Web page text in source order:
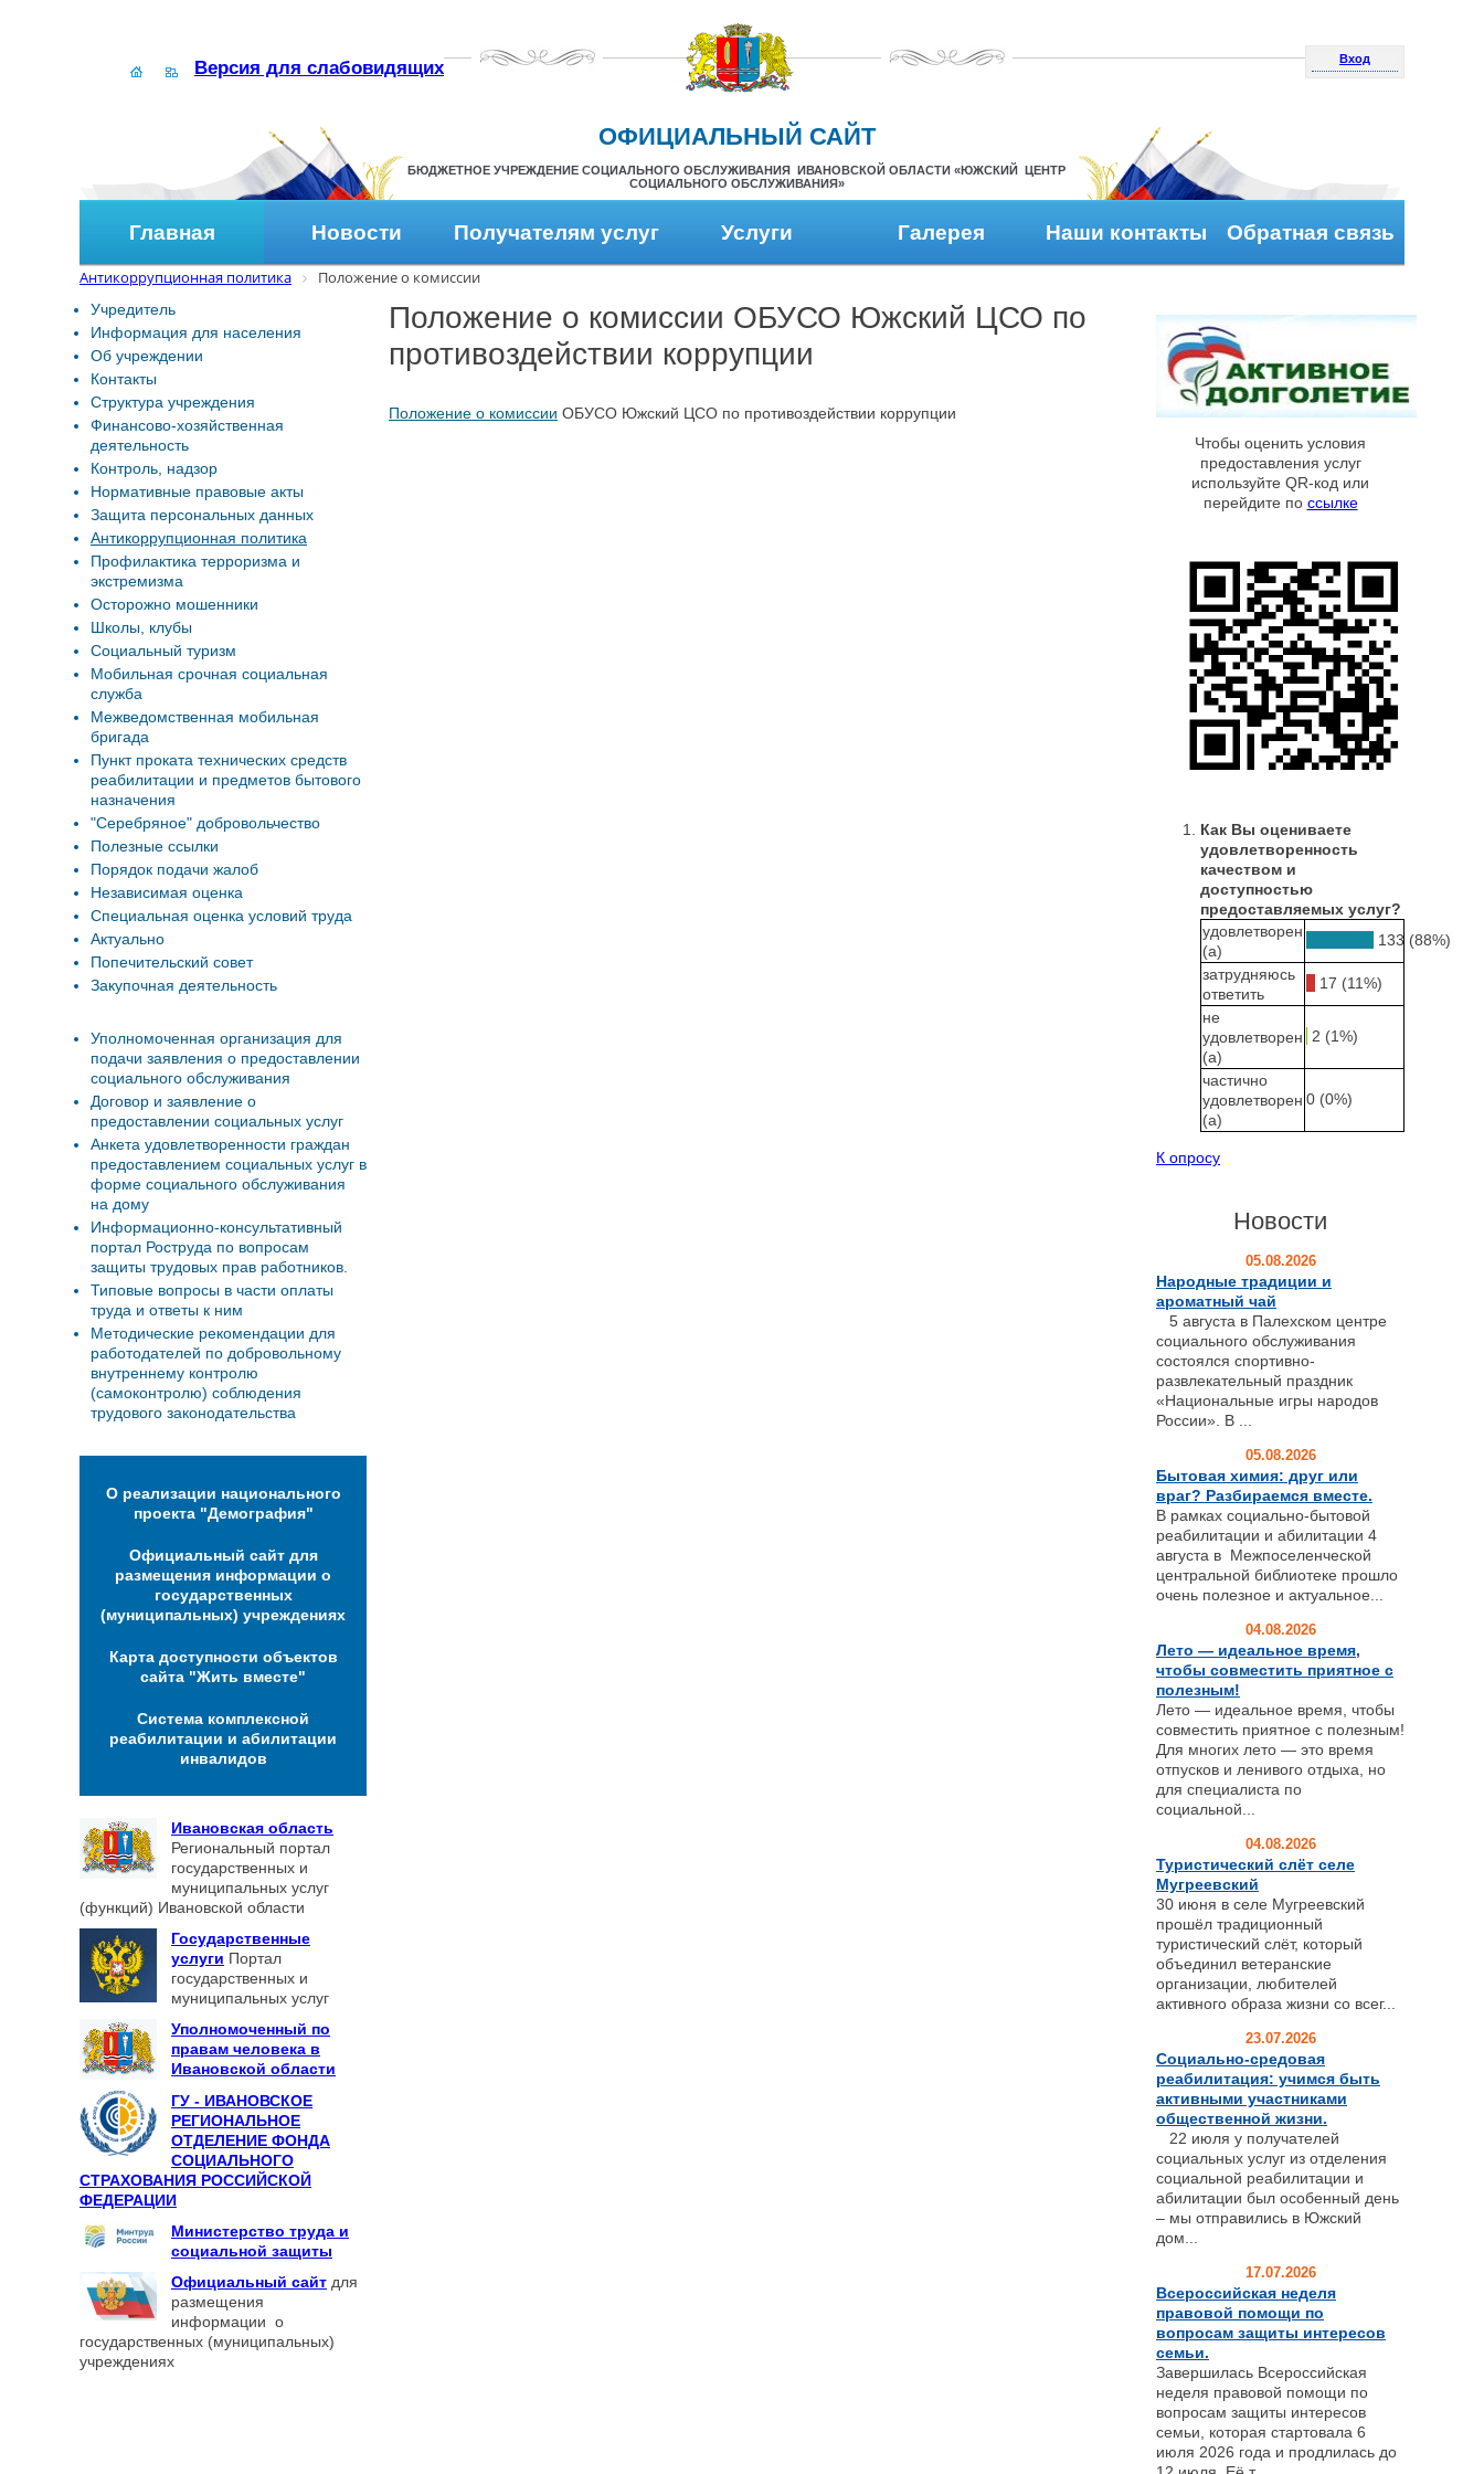
Версия для слабовидящих Вход
ОФИЦИАЛЬНЫЙ САЙТ
БЮДЖЕТНОЕ УЧРЕЖДЕНИЕ СОЦИАЛЬНОГО ОБСЛУЖИВАНИЯ ИВАНОВСКОЙ ОБЛАСТИ «ЮЖСКИЙ ЦЕНТР
СОЦИАЛЬНОГО ОБСЛУЖИВАНИЯ»
Главная Новости Получателям услуг Услуги Галерея Наши контакты Обратная связь
Антикоррупционная политика Положение о комиссии
Положение о комиссии ОБУСО Южский ЦСО по
противоздействии коррупции
Положение о комиссии ОБУСО Южский ЦСО по противоздействии коррупции
Учредитель
Информация для населения
Об учреждении
Контакты
Структура учреждения
Финансово-хозяйственная
деятельность
Контроль, надзор
Нормативные правовые акты
Защита персональных данных
Антикоррупционная политика
Профилактика терроризма и
экстремизма
Осторожно мошенники
Школы, клубы
Социальный туризм
Мобильная срочная социальная
служба
Межведомственная мобильная
бригада
Пункт проката технических средств
реабилитации и предметов бытового
назначения
"Серебряное" добровольчество
Полезные ссылки
Порядок подачи жалоб
Независимая оценка
Специальная оценка условий труда
Актуально
Попечительский совет
Закупочная деятельность
Уполномоченная организация для
подачи заявления о предоставлении
социального обслуживания
Договор и заявление о
предоставлении социальных услуг
Анкета удовлетворенности граждан
предоставлением социальных услуг в
форме социального обслуживания
на дому
Информационно-консультативный
портал Роструда по вопросам
защиты трудовых прав работников.
Типовые вопросы в части оплаты
труда и ответы к ним
Методические рекомендации для
работодателей по добровольному
внутреннему контролю
(самоконтролю) соблюдения
трудового законодательства
О реализации национального
проекта "Демография"
Официальный сайт для
размещения информации о
государственных
(муниципальных) учреждениях
Карта доступности объектов
сайта "Жить вместе"
Система комплексной
реабилитации и абилитации
инвалидов
Ивановская область
Региональный портал
государственных и
муниципальных услуг
(функций) Ивановской области
Государственные
услуги Портал
государственных и
муниципальных услуг
Уполномоченный по
правам человека в
Ивановской области
ГУ - ИВАНОВСКОЕ
РЕГИОНАЛЬНОЕ
ОТДЕЛЕНИЕ ФОНДА
СОЦИАЛЬНОГО
СТРАХОВАНИЯ РОССИЙСКОЙ
ФЕДЕРАЦИИ
Министерство труда и
социальной защиты
Официальный сайт для
размещения
информации о
государственных (муниципальных)
учреждениях
Чтобы оценить условия
предоставления услуг
используйте QR-код или
перейдите по ссылке
Как Вы оцениваете
удовлетворенность
качеством и
доступностью
предоставляемых услуг?
удовлетворен
(а)
133 (88%)
затрудняюсь
ответить
17 (11%)
не
удовлетворен
(а)
2 (1%)
частично
удовлетворен
(а)
0 (0%)
К опросу
Новости
05.08.2026
Народные традиции и
ароматный чай
5 августа в Палехском центре
социального обслуживания
состоялся спортивно-
развлекательный праздник
«Национальные игры народов
России». В ...
05.08.2026
Бытовая химия: друг или
враг? Разбираемся вместе.
В рамках социально-бытовой
реабилитации и абилитации 4
августа в Межпоселенческой
центральной библиотеке прошло
очень полезное и актуальное...
04.08.2026
Лето — идеальное время,
чтобы совместить приятное с
полезным!
Лето — идеальное время, чтобы
совместить приятное с полезным!
Для многих лето — это время
отпусков и ленивого отдыха, но
для специалиста по
социальной...
04.08.2026
Туристический слёт селе
Мугреевский
30 июня в селе Мугреевский
прошёл традиционный
туристический слёт, который
объединил ветеранские
организации, любителей
активного образа жизни со всег...
23.07.2026
Социально-средовая
реабилитация: учимся быть
активными участниками
общественной жизни.
22 июля у получателей
социальных услуг из отделения
социальной реабилитации и
абилитации был особенный день
– мы отправились в Южский
дом...
17.07.2026
Всероссийская неделя
правовой помощи по
вопросам защиты интересов
семьи.
Завершилась Всероссийская
неделя правовой помощи по
вопросам защиты интересов
семьи, которая стартовала 6
июля 2026 года и продлилась до